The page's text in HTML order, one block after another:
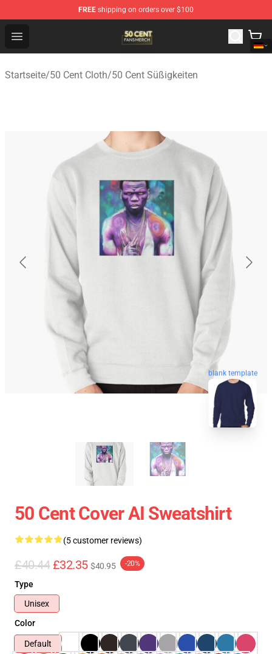
FREE shipping on orders over $100
Open menu
50 Cent Shop - Official 50 Cent Merchandise Store
Startseite/50 Cent Cloth/50 Cent Süßigkeiten
blank template
50 Cent Cover AI Sweatshirt
(5 customer reviews)
£40.44 £32.35 $40.95 -20%
Type
Unisex
Color
Default